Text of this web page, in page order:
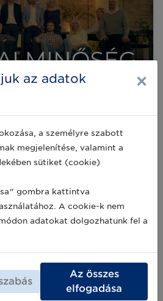
Szövetséges
a BBKK Kft.
Szolgáltatói programjába
érkezett: cikkünkben a
mutatjuk be.
az adatok
×
a személyre szabott
megjelenítése, valamint a
sütiket (cookie)
gombra kattintva
A cookie-k nem
adatokat dolgozhatunk fel a
Az összes
elfogadása